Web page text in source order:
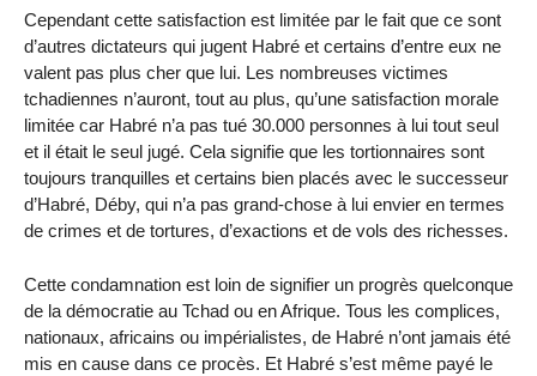
Cependant cette satisfaction est limitée par le fait que ce sont
d’autres dictateurs qui jugent Habré et certains d’entre eux ne
valent pas plus cher que lui. Les nombreuses victimes
tchadiennes n’auront, tout au plus, qu’une satisfaction morale
limitée car Habré n’a pas tué 30.000 personnes à lui tout seul
et il était le seul jugé. Cela signifie que les tortionnaires sont
toujours tranquilles et certains bien placés avec le successeur
d’Habré, Déby, qui n’a pas grand-chose à lui envier en termes
de crimes et de tortures, d’exactions et de vols des richesses.
Cette condamnation est loin de signifier un progrès quelconque
de la démocratie au Tchad ou en Afrique. Tous les complices,
nationaux, africains ou impérialistes, de Habré n’ont jamais été
mis en cause dans ce procès. Et Habré s’est même payé le